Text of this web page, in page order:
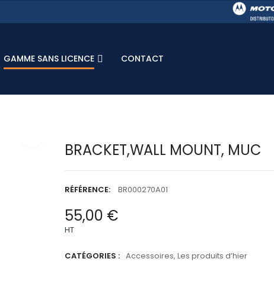
GAMME SANS LICENCE CONTACT
BRACKET,WALL MOUNT, MUC
RÉFÉRENCE: BR000270A01
55,00 €
HT
CATÉGORIES : Accessoires, Les produits d’hier